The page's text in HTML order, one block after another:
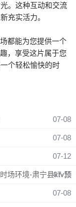
。这种互动和交流
充实活力。
都能为您提供一个
，享受这片属于您
个轻松愉快的时
07-08
07-08
07-12
场环境-肃宁县ktv预
07-11
07-08